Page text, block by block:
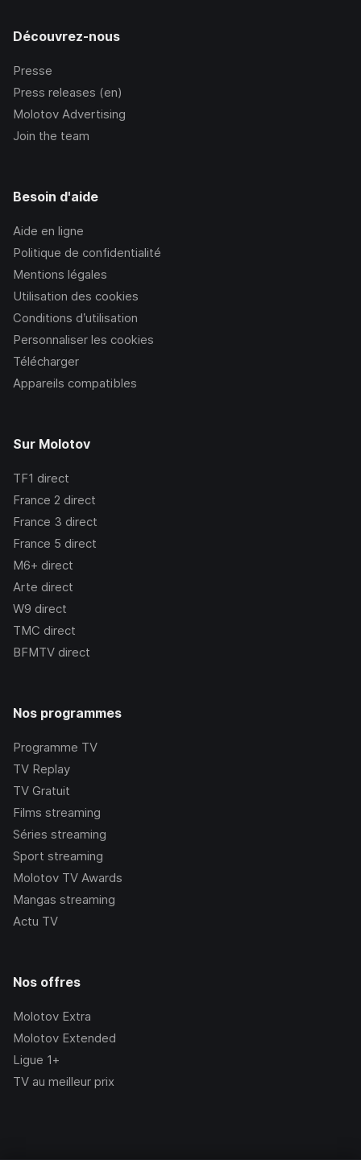
Découvrez-nous
Presse
Press releases (en)
Molotov Advertising
Join the team
Besoin d'aide
Aide en ligne
Politique de confidentialité
Mentions légales
Utilisation des cookies
Conditions d’utilisation
Personnaliser les cookies
Télécharger
Appareils compatibles
Sur Molotov
TF1 direct
France 2 direct
France 3 direct
France 5 direct
M6+ direct
Arte direct
W9 direct
TMC direct
BFMTV direct
Nos programmes
Programme TV
TV Replay
TV Gratuit
Films streaming
Séries streaming
Sport streaming
Molotov TV Awards
Mangas streaming
Actu TV
Nos offres
Molotov Extra
Molotov Extended
Ligue 1+
TV au meilleur prix